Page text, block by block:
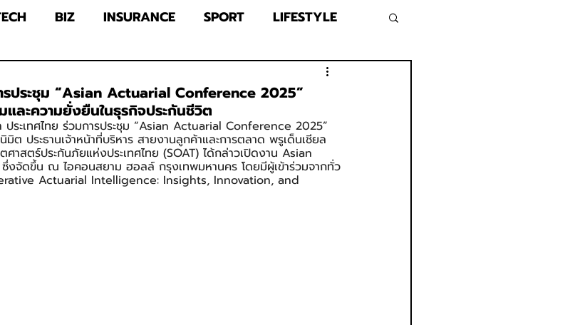
BIZ INSURANCE SPORT LIFESTYLE
รประชุม “Asian Actuarial Conference 2025”
ละความยั่งยืนในธุรกิจประกันชีวิต
ระเทศไทย ร่วมการประชุม “Asian Actuarial Conference 2025”
ประธานเจ้าหน้าที่บริหาร สายงานลูกค้าและการตลาด พรูเด็นเชียล
าสตร์ประกันภัยแห่งประเทศไทย (SOAT) ได้กล่าวเปิดงาน Asian
จัดขึ้น ณ ไอคอนสยาม ฮอลล์ กรุงเทพมหานคร โดยมีผู้เข้าร่วมจากทั่ว
Actuarial Intelligence: Insights, Innovation, and